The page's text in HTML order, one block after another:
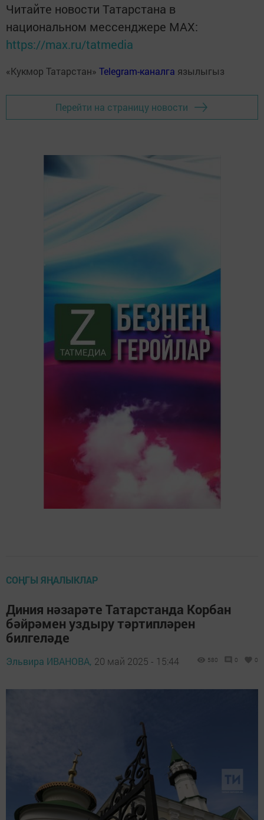
Читайте новости Татарстана в
национальном мессенджере MАХ:
https://max.ru/tatmedia
«Кукмор Татарстан» Telegram-каналга язылыгыз
Перейти на страницу новости
СОҢГЫ ЯҢАЛЫКЛАР
Диния нәзарәте Татарстанда Корбан
бәйрәмен уздыру тәртипләрен
билгеләде
Эльвира ИВАНОВА, 20 май 2025 - 15:44 580 0 0